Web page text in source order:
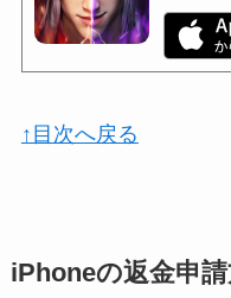
↑目次へ戻る
iPhoneの返金申